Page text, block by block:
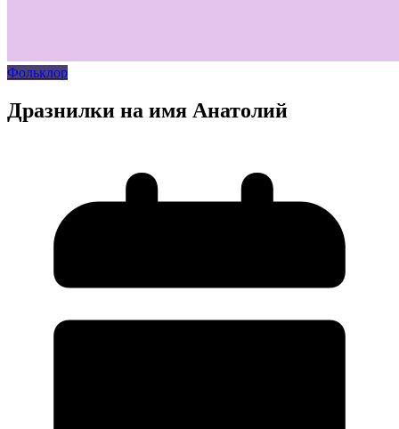
Фольклор
Дразнилки на имя Анатолий